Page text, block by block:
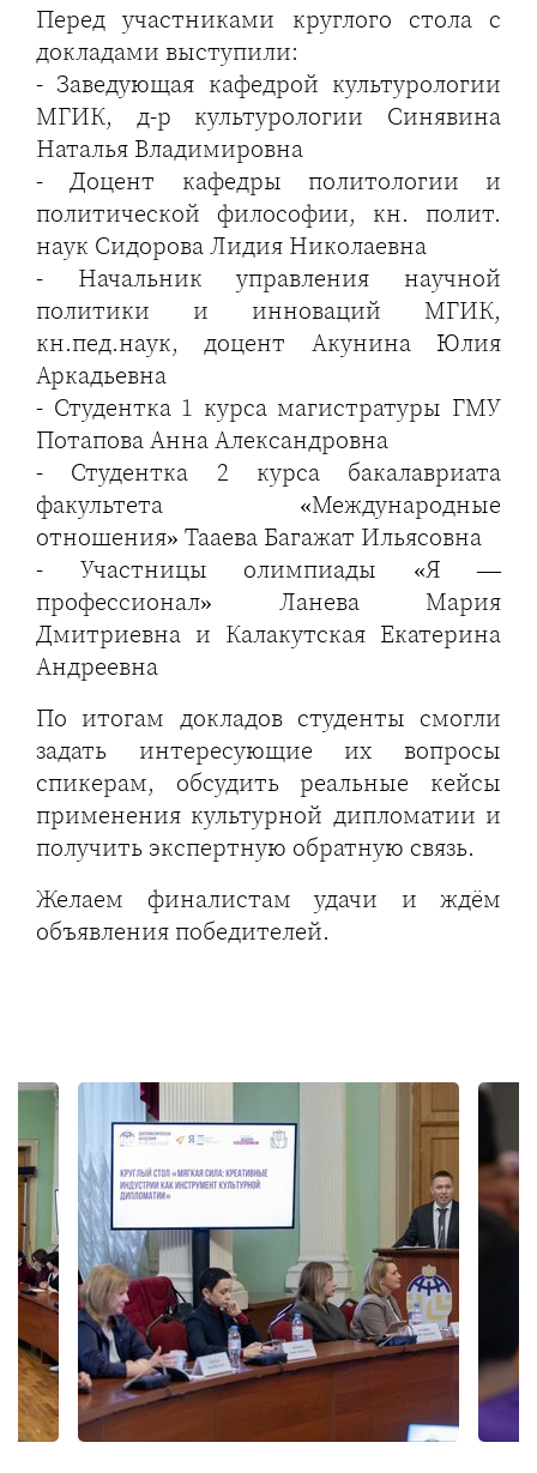
Перед участниками круглого стола с
докладами выступили:
- Заведующая кафедрой культурологии
МГИК, д-р культурологии Синявина
Наталья Владимировна
- Доцент кафедры политологии и
политической философии, кн. полит.
наук Сидорова Лидия Николаевна
- Начальник управления научной
политики и инноваций МГИК,
кн.пед.наук, доцент Акунина Юлия
Аркадьевна
- Студентка 1 курса магистратуры ГМУ
Потапова Анна Александровна
- Студентка 2 курса бакалавриата
факультета «Международные
отношения» Тааева Багажат Ильясовна
- Участницы олимпиады «Я —
профессионал» Ланева Мария
Дмитриевна и Калакутская Екатерина
Андреевна
По итогам докладов студенты смогли
задать интересующие их вопросы
спикерам, обсудить реальные кейсы
применения культурной дипломатии и
получить экспертную обратную связь.
Желаем финалистам удачи и ждём
объявления победителей.